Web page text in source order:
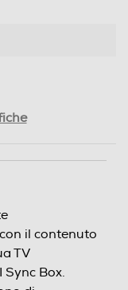
il contenuto
TV
Sync Box.